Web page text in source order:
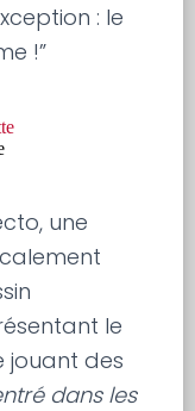
: le
!”
une
le
des
dans les